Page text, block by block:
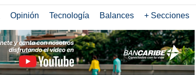
Opinión Tecnología Balances + Secciones